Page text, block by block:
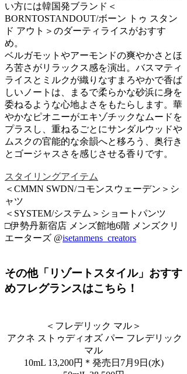
い方には韓国発ブランド＜
BORNTOSTANDOUT/ボーン トゥ スタン
ド アウト＞のダーティライスがおすす
め。
ベルガモットやアーモンドの爽やかさとほ
ろ苦さがリラックス感を演出。バスマティ
ライスとミルクが織りなすまろやかで香ば
しいノートは、まるで柔らかな砂浜に身を
委ねるような心地よさをもたらします。華
やかなピオニーがエキゾチックなムードを
プラスし、重ねるごとにサンダルウッドや
ムスクの官能的な余韻へと移ろう、奥行き
とゴージャスさを感じさせる香りです。
スタイリングアイテム
＜CMMN SWDN/コモンスウェーデン＞シ
ャツ
＜SYSTEM/システム＞ショートパンツ
□伊勢丹新宿店 メンズ館地6階 メンズクリ
エーターズ @isetanmens_creators
その他「リゾートスタイル」おすす
めフレグランスはこちら！
＜フレデリック マル＞
アクネ ストゥディオズ パー フレデリック
マル
10mL 13,200円＊発売日7月9日(水)